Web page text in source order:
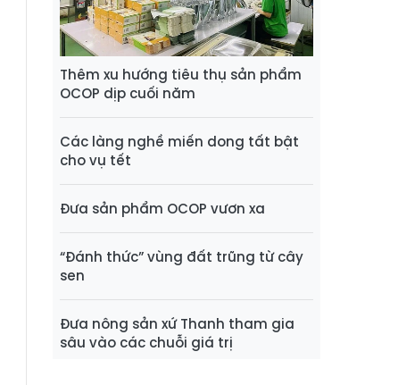
Thêm xu hướng tiêu thụ sản phẩm
OCOP dịp cuối năm
Các làng nghề miến dong tất bật
cho vụ tết
Đưa sản phẩm OCOP vươn xa
“Đánh thức” vùng đất trũng từ cây
sen
Đưa nông sản xứ Thanh tham gia
sâu vào các chuỗi giá trị